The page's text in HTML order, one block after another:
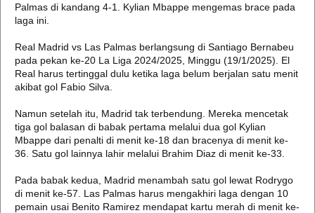
Palmas di kandang 4-1. Kylian Mbappe mengemas brace pada
laga ini.
Real Madrid vs Las Palmas berlangsung di Santiago Bernabeu
pada pekan ke-20 La Liga 2024/2025, Minggu (19/1/2025). El
Real harus tertinggal dulu ketika laga belum berjalan satu menit
akibat gol Fabio Silva.
Namun setelah itu, Madrid tak terbendung. Mereka mencetak
tiga gol balasan di babak pertama melalui dua gol Kylian
Mbappe dari penalti di menit ke-18 dan bracenya di menit ke-
36. Satu gol lainnya lahir melalui Brahim Diaz di menit ke-33.
Pada babak kedua, Madrid menambah satu gol lewat Rodrygo
di menit ke-57. Las Palmas harus mengakhiri laga dengan 10
pemain usai Benito Ramirez mendapat kartu merah di menit ke-